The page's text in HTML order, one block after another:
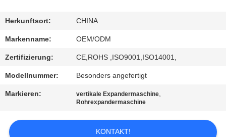
SIE
MIT
UNS
IN
VERBINDUNG
NACHRICHTEN
Herkunftsort: CHINA
Markenname: OEM/ODM
Zertifizierung: CE,ROHS ,ISO9001,ISO14001,
Modellnummer: Besonders angefertigt
Markieren: vertikale Expandermaschine,
Rohrexpandermaschine
KONTAKT!